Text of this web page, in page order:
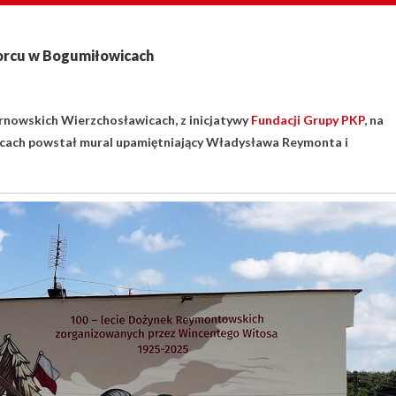
w Bogumiłowicach
Wierzchosławicach, z inicjatywyFundacji Grupy PKP, na
powstał mural upamiętniający Władysława Reymonta i